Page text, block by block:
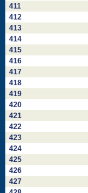
411
412
413
414
415
416
417
418
419
420
421
422
423
424
425
426
427